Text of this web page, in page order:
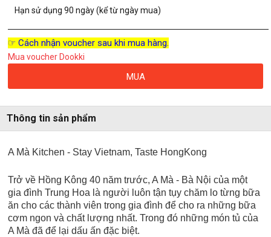
Hạn sử dụng90 ngày (kể từ ngày mua)
☞ Cách nhận voucher sau khi mua hàng.
Mua voucher Dookki
MUA
Thông tin sản phẩm
A Mà Kitchen - Stay Vietnam, Taste HongKong
Trở về Hồng Kông 40 năm trước, A Mà - Bà Nội của một
gia đình Trung Hoa là người luôn tận tụy chăm lo từng bữa
ăn cho các thành viên trong gia đình để cho ra những bữa
cơm ngon và chất lượng nhất. Trong đó những món tủ của
A Mà đã để lại dấu ấn đặc biệt.